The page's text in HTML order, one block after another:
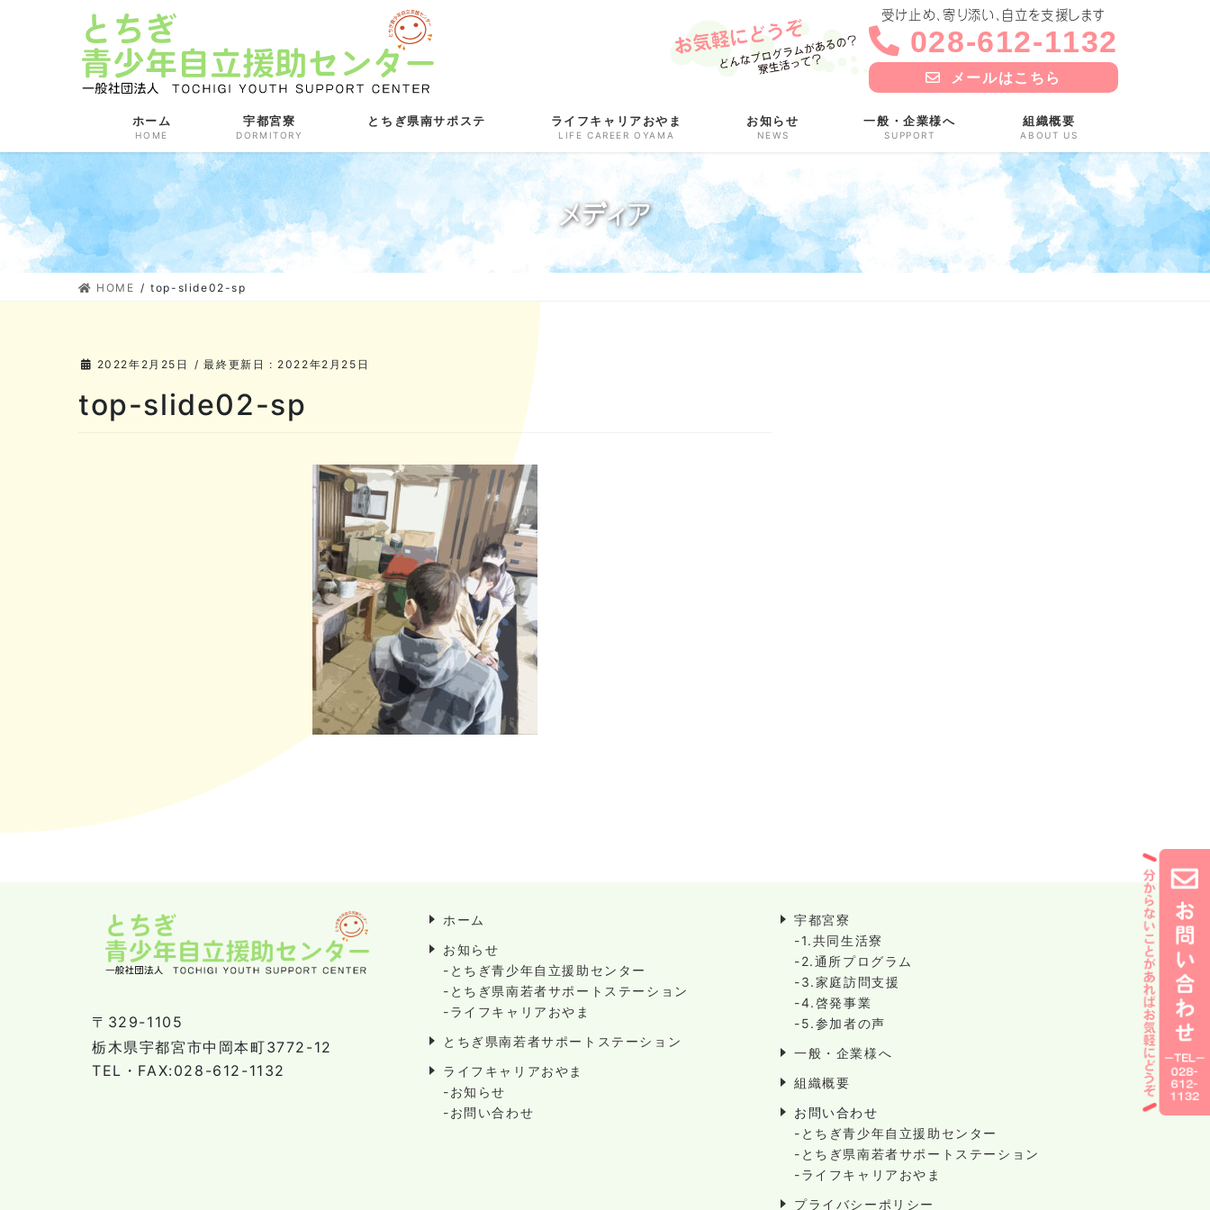
動
に
移
受け止め、寄り添い、自立を支援します
028-612-1132
メールはこちら
ホーム
HOME
宇都宮寮
DORMITORY
とちぎ県南サポステ ライフキャリアおやま
LIFE CAREER OYAMA
お知らせ
NEWS
一般・企業様へ
SUPPORT
組織概要
ABOUT US
メディア
HOME top-slide02-sp
2022年2月25日 / 最終更新日 : 2022年2月25日
top-slide02-sp
〒329-1105
栃木県宇都宮市中岡本町3772-12
TEL・FAX:028-612-1132
ホーム
お知らせ
-とちぎ青少年自立援助センター
-とちぎ県南若者サポートステーション
-ライフキャリアおやま
とちぎ県南若者サポートステーション
ライフキャリアおやま
-お知らせ
-お問い合わせ
宇都宮寮
-1.共同生活寮
-2.通所プログラム
-3.家庭訪問支援
-4.啓発事業
-5.参加者の声
一般・企業様へ
組織概要
お問い合わせ
-とちぎ青少年自立援助センター
-とちぎ県南若者サポートステーション
-ライフキャリアおやま
プライバシーポリシー